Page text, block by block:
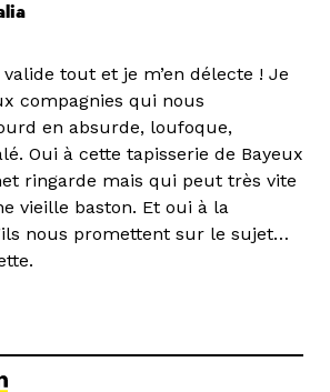
tout et je m’en délecte ! Je
compagnies qui nous
en absurde, loufoque,
Oui à cette tapisserie de Bayeux
ringarde mais qui peut très vite
vieille baston. Et oui à la
nous promettent sur le sujet…